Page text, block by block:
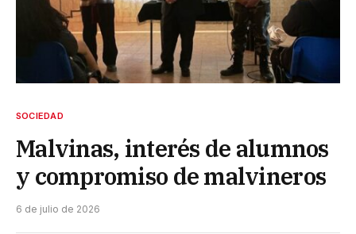
SOCIEDAD
Malvinas, interés de alumnos
y compromiso de malvineros
6 de julio de 2026